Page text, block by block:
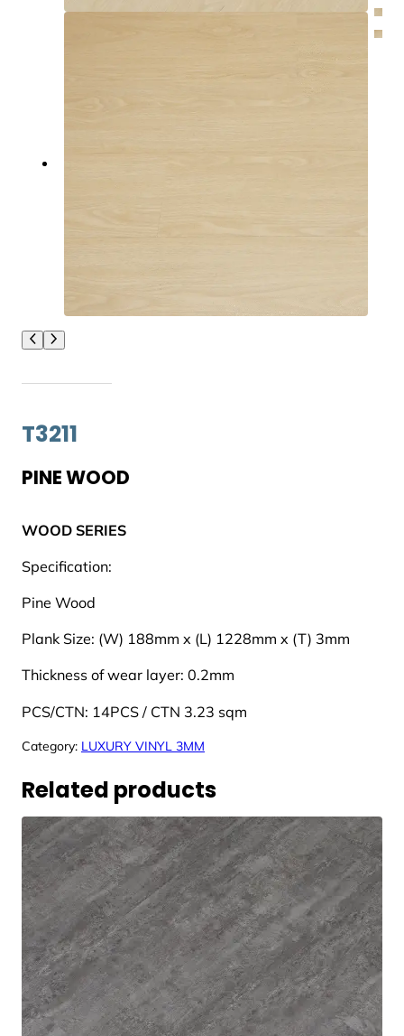
T3211
PINE WOOD
WOOD SERIES
Specification:
Pine Wood
Plank Size: (W) 188mm x (L) 1228mm x (T) 3mm
Thickness of wear layer: 0.2mm
PCS/CTN: 14PCS / CTN 3.23 sqm
Category: LUXURY VINYL 3MM
Related products